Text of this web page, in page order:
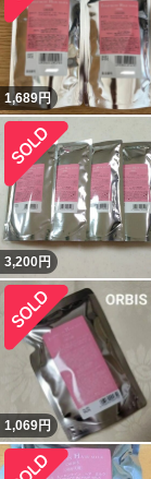
1,689円
3,200円
1,069円